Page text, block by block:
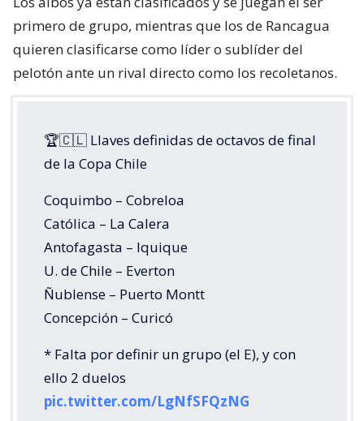
primero de grupo, mientras que los de Rancagua
quieren clasificarse como líder o sublíder del
pelotón ante un rival directo como los recoletanos.
🏆🇨🇱 Llaves definidas de octavos de final
de la Copa Chile
Coquimbo – Cobreloa
Católica – La Calera
Antofagasta – Iquique
U. de Chile – Everton
Ñublense – Puerto Montt
Concepción – Curicó
* Falta por definir un grupo (el E), y con
ello 2 duelos
pic.twitter.com/LgNfSFQzNG